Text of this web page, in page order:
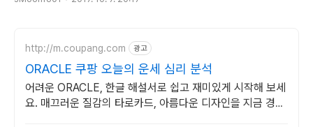
http://m.coupang.com 광고
ORACLE 쿠팡 오늘의 운세 심리 분석
어려운 ORACLE, 한글 해설서로 쉽고 재미있게 시작해 보세
요. 매끄러운 질감의 타로카드, 아름다운 디자인을 지금 경험